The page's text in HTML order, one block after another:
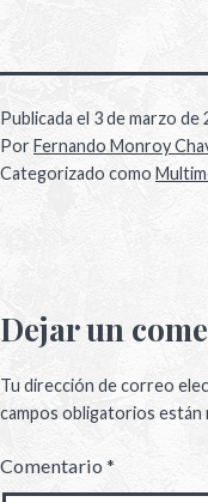
Publicada el 3 de marzo de
PorFernando Monroy
Categorizado como
Dejar un
Tu dirección de correo
campos obligatorios están
Comentario*